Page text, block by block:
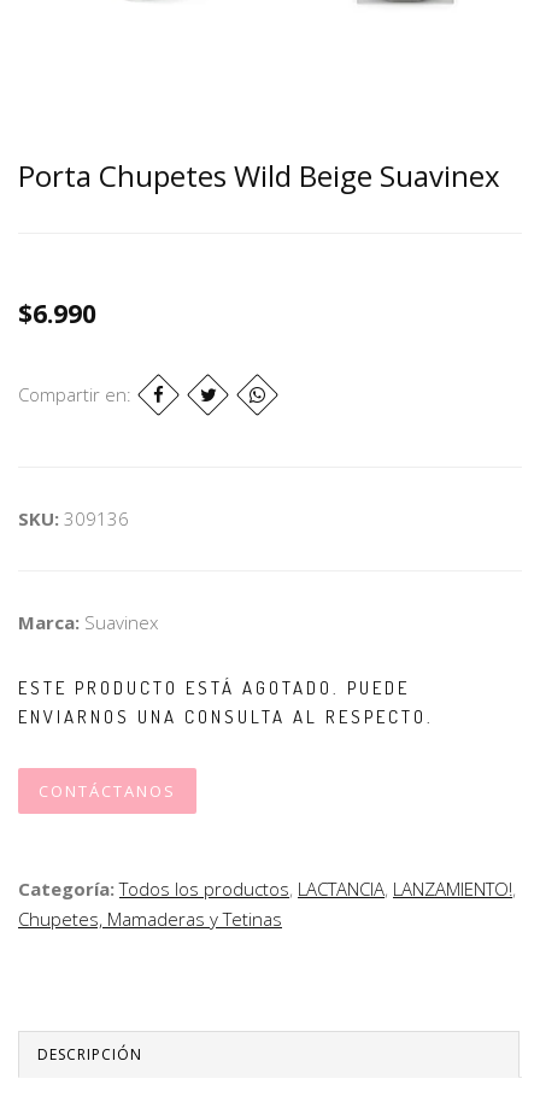
Porta Chupetes Wild Beige Suavinex
$6.990
Compartir en:
SKU: 309136
Marca: Suavinex
ESTE PRODUCTO ESTÁ AGOTADO. PUEDE
ENVIARNOS UNA CONSULTA AL RESPECTO.
CONTÁCTANOS
Categoría:Todos los productos, LACTANCIA, LANZAMIENTO!,
Chupetes, Mamaderas y Tetinas
DESCRIPCIÓN